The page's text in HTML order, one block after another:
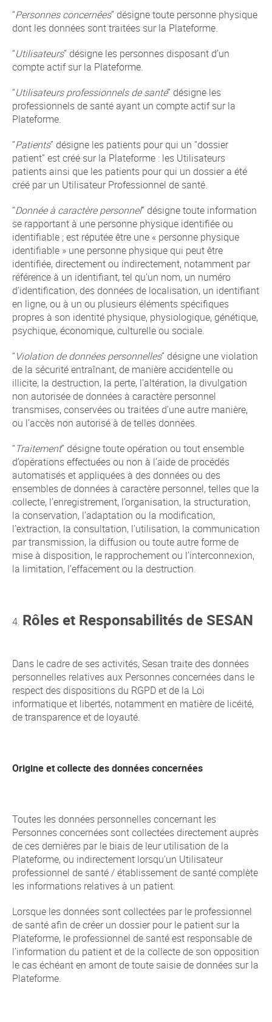
“Personnes concernées” désigne toute personne physique
dont les données sont traitées sur la Plateforme.
“Utilisateurs” désigne les personnes disposant d’un
compte actif sur la Plateforme.
“Utilisateurs professionnels de santé” désigne les
professionnels de santé ayant un compte actif sur la
Plateforme.
“Patients” désigne les patients pour qui un “dossier
patient” est créé sur la Plateforme : les Utilisateurs
patients ainsi que les patients pour qui un dossier a été
créé par un Utilisateur Professionnel de santé.
“Donnée à caractère personnel” désigne toute information
se rapportant à une personne physique identifiée ou
identifiable ; est réputée être une « personne physique
identifiable » une personne physique qui peut être
identifiée, directement ou indirectement, notamment par
référence à un identifiant, tel qu’un nom, un numéro
d’identification, des données de localisation, un identifiant
en ligne, ou à un ou plusieurs éléments spécifiques
propres à son identité physique, physiologique, génétique,
psychique, économique, culturelle ou sociale.
“Violation de données personnelles” désigne une violation
de la sécurité entraînant, de manière accidentelle ou
illicite, la destruction, la perte, l’altération, la divulgation
non autorisée de données à caractère personnel
transmises, conservées ou traitées d’une autre manière,
ou l’accès non autorisé à de telles données.
“Traitement” désigne toute opération ou tout ensemble
d’opérations effectuées ou non à l’aide de procédés
automatisés et appliquées à des données ou des
ensembles de données à caractère personnel, telles que la
collecte, l’enregistrement, l’organisation, la structuration,
la conservation, l’adaptation ou la modification,
l’extraction, la consultation, l’utilisation, la communication
par transmission, la diffusion ou toute autre forme de
mise à disposition, le rapprochement ou l’interconnexion,
la limitation, l’effacement ou la destruction.
Rôles et Responsabilités de SESAN
Dans le cadre de ses activités, Sesan traite des données
personnelles relatives aux Personnes concernées dans le
respect des dispositions du RGPD et de la Loi
informatique et libertés, notamment en matière de licéité,
de transparence et de loyauté.
Origine et collecte des données concernées
Toutes les données personnelles concernant les
Personnes concernées sont collectées directement auprès
de ces dernières par le biais de leur utilisation de la
Plateforme, ou indirectement lorsqu’un Utilisateur
professionnel de santé / établissement de santé complète
les informations relatives à un patient.
Lorsque les données sont collectées par le professionnel
de santé afin de créer un dossier pour le patient sur la
Plateforme, le professionnel de santé est responsable de
l’information du patient et de la collecte de son opposition
le cas échéant en amont de toute saisie de données sur la
Plateforme.